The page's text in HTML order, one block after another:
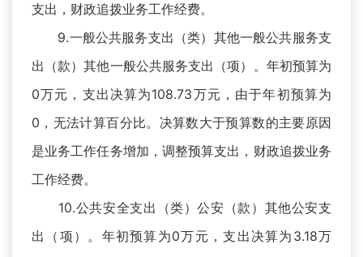
支出，财政追拨业务工作经费。
9.一般公共服务支出（类）其他一般公共服务支
出（款）其他一般公共服务支出（项）。年初预算为
0万元，支出决算为108.73万元，由于年初预算为
0，无法计算百分比。决算数大于预算数的主要原因
是业务工作任务增加，调整预算支出，财政追拨业务
工作经费。
10.公共安全支出（类）公安（款）其他公安支
出（项）。年初预算为0万元，支出决算为3.18万